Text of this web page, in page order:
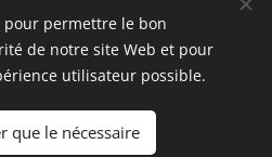
rights reserved Cookies
pour permettre le bon
de notre site Web et pour
utilisateur possible.
que le nécessaire